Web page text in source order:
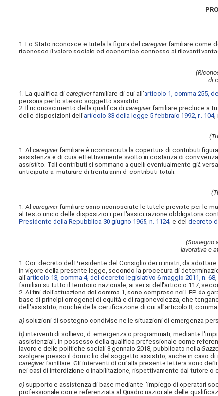
1. Lo Stato riconosce e tutela la figura delcaregiverfamiliare come
riconosce il valore sociale ed economico connesso ai rilevanti
di
1. La qualifica dicaregiverfamiliare di cui all'articolo 1, comma 255,
persona per lo stesso soggetto assistito.
2. Il riconoscimento della qualifica dicaregiverfamiliare preclude a
delle disposizioni dell'articolo 33 della legge 5 febbraio 1992, n. 104,
1. Alcaregiverfamiliare è riconosciuta la copertura di contributi
assistenza e di cura effettivamente svolto in costanza di
assistito. Tali contributi si sommano a quelli eventualmente già
anticipato al maturare di trenta anni di contributi totali.
1. Alcaregiverfamiliare sono riconosciute le tutele previste per le
al testo unico delle disposizioni per l'assicurazione obbligatoria
Presidente della Repubblica 30 giugno 1965, n. 1124, e deldecreto
(Sostegno
lavorativa e
1. Con decreto del Presidente del Consiglio dei ministri, da
in vigore della presente legge, secondo la procedura di
all'articolo 13, comma 4, del decreto legislativo 6 maggio 2011, n. 68
familiari su tutto il territorio nazionale, ai sensi dell'articolo 117,
2. Ai fini dell'attuazione del comma 1, sono comprese nei LEP da
base di princìpi omogenei di equità e di ragionevolezza, che
dell'assistito, nonché della certificazione di cui all'articolo 8,
a) soluzioni di sostegno condivise nelle situazioni di emergenza
b) interventi di sollievo, di emergenza o programmati, mediante
assistenziali, in possesso della qualifica professionale come
lavoro e delle politiche sociali 8 gennaio 2018, pubblicato nella
svolgere presso il domicilio del soggetto assistito, anche in caso
caregiverfamiliare. Gli interventi di cui alla presente lettera sono
nei casi di interdizione o inabilitazione, rispettivamente dal tutore
c) supporto e assistenza di base mediante l'impiego di operatori
professionale come referenziata al Quadro nazionale delle